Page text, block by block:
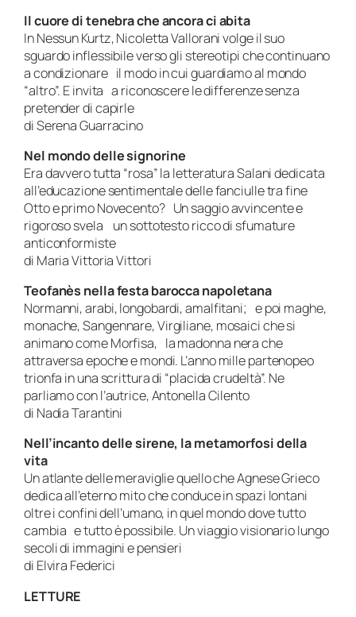
Il cuore di tenebra che ancora ci abita
In Nessun Kurtz, Nicoletta Vallorani volge il suo
sguardo inflessibile verso gli stereotipi che continuano
a condizionare il modo in cui guardiamo al mondo
“altro”. E invita a riconoscere le differenze senza
pretender di capirle
di Serena Guarracino
Nel mondo delle signorine
Era davvero tutta “rosa” la letteratura Salani dedicata
all’educazione sentimentale delle fanciulle tra fine
Otto e primo Novecento? Un saggio avvincente e
rigoroso svela un sottotesto ricco di sfumature
anticonformiste
di Maria Vittoria Vittori
Teofanès nella festa barocca napoletana
Normanni, arabi, longobardi, amalfitani; e poi maghe,
monache, Sangennare, Virgiliane, mosaici che si
animano come Morfisa, la madonna nera che
attraversa epoche e mondi. L’anno mille partenopeo
trionfa in una scrittura di “placida crudeltà”. Ne
parliamo con l’autrice, Antonella Cilento
di Nadia Tarantini
Nell’incanto delle sirene, la metamorfosi della
vita
Un atlante delle meraviglie quello che Agnese Grieco
dedica all’eterno mito che conduce in spazi lontani
oltre i confini dell’umano, in quel mondo dove tutto
cambia e tutto è possibile. Un viaggio visionario lungo
secoli di immagini e pensieri
di Elvira Federici
LETTURE